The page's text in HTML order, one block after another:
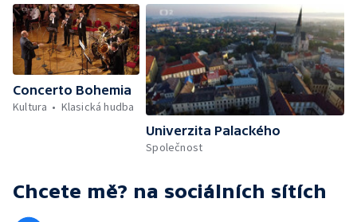
Concerto Bohemia
Kultura
Klasická hudba
Univerzita Palackého
Společnost
Chcete mě? na sociálních sítích